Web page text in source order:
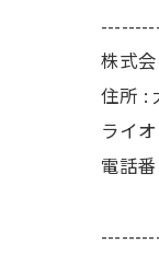
株式
住所 :
ライ
電話